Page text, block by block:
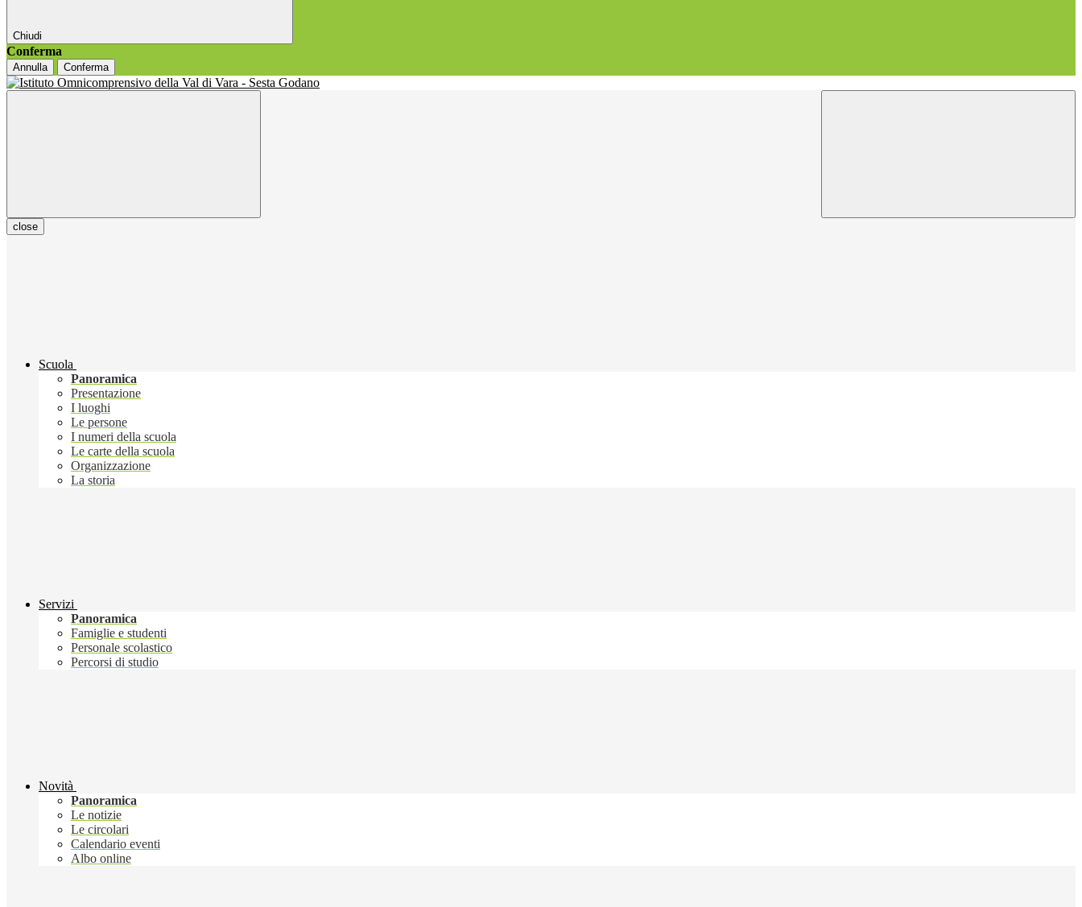
Chiudi
Conferma
Annulla Conferma
close
Scuola
Panoramica
Presentazione
I luoghi
Le persone
I numeri della scuola
Le carte della scuola
Organizzazione
La storia
Servizi
Panoramica
Famiglie e studenti
Personale scolastico
Percorsi di studio
Novità
Panoramica
Le notizie
Le circolari
Calendario eventi
Albo online